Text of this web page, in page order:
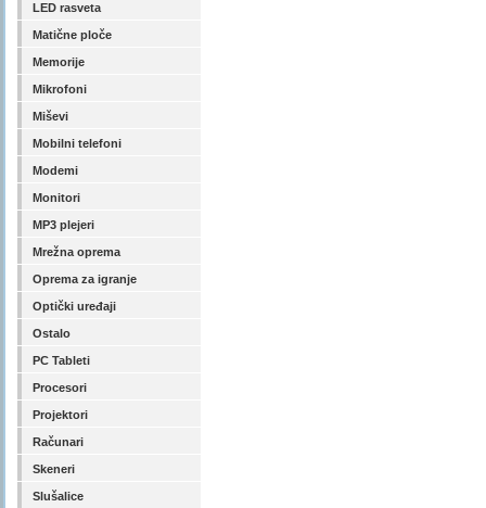
LED rasveta
Matične ploče
Memorije
Mikrofoni
Miševi
Mobilni telefoni
Modemi
Monitori
MP3 plejeri
Mrežna oprema
Oprema za igranje
Optički uređaji
Ostalo
PC Tableti
Procesori
Projektori
Računari
Skeneri
Slušalice